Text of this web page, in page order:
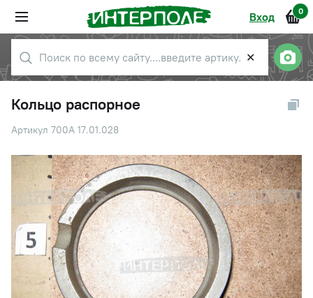
Вход 0
✕
Кольцо распорное
Артикул 700А 17.01.028